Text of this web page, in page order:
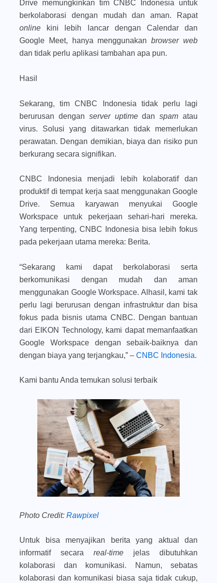
Drive memungkinkan tim CNBC Indonesia untuk
berkolaborasi dengan mudah dan aman. Rapat
online kini lebih lancar dengan Calendar dan
Google Meet, hanya menggunakanbrowser web
dan tidak perlu aplikasi tambahan apa pun.
Hasil
Sekarang, tim CNBC Indonesia tidak perlu lagi
berurusan dengan server uptimedanspam atau
virus. Solusi yang ditawarkan tidak memerlukan
perawatan. Dengan demikian, biaya dan risiko pun
berkurang secara signifikan.
CNBC Indonesia menjadi lebih kolaboratif dan
produktif di tempat kerja saat menggunakan Google
Drive. Semua karyawan menyukai Google
Workspace untuk pekerjaan sehari-hari mereka.
Yang terpenting, CNBC Indonesia bisa lebih fokus
pada pekerjaan utama mereka: Berita.
“Sekarang kami dapat berkolaborasi serta
berkomunikasi dengan mudah dan aman
menggunakan Google Workspace. Alhasil, kami tak
perlu lagi berurusan dengan infrastruktur dan bisa
fokus pada bisnis utama CNBC. Dengan bantuan
dari EIKON Technology, kami dapat memanfaatkan
Google Workspace dengan sebaik-baiknya dan
dengan biaya yang terjangkau,” – CNBC Indonesia.
Kami bantu Anda temukan solusi terbaik
Photo Credit: Rawpixel
Untuk bisa menyajikan berita yang aktual dan
informatif secara real-time jelas dibutuhkan
kolaborasi dan komunikasi. Namun, sebatas
kolaborasi dan komunikasi biasa saja tidak cukup,